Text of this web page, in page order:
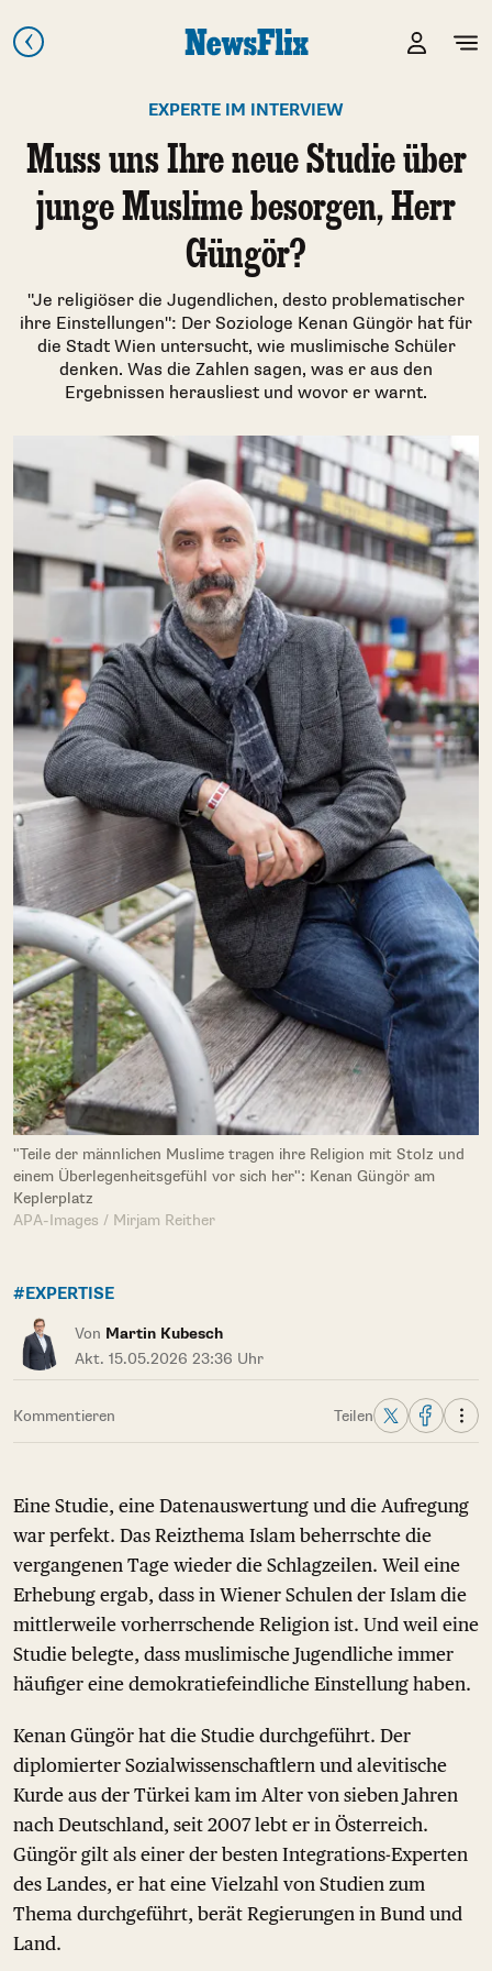
EXPERTE IM INTERVIEW
Muss uns Ihre neue Studie über
junge Muslime besorgen, Herr
Güngör?
"Je religiöser die Jugendlichen, desto problematischer
ihre Einstellungen": Der Soziologe Kenan Güngör hat für
die Stadt Wien untersucht, wie muslimische Schüler
denken. Was die Zahlen sagen, was er aus den
Ergebnissen herausliest und wovor er warnt.
"Teile der männlichen Muslime tragen ihre Religion mit Stolz und
einem Überlegenheitsgefühl vor sich her": Kenan Güngör am
Keplerplatz
APA-Images / Mirjam Reither
#EXPERTISE
Von Martin Kubesch
Akt. 15.05.2026 23:36 Uhr
Kommentieren Teilen
Eine Studie, eine Datenauswertung und die Aufregung
war perfekt. Das Reizthema Islam beherrschte die
vergangenen Tage wieder die Schlagzeilen. Weil eine
Erhebung ergab, dass in Wiener Schulen der Islam die
mittlerweile vorherrschende Religion ist. Und weil eine
Studie belegte, dass muslimische Jugendliche immer
häufiger eine demokratiefeindliche Einstellung haben.
Kenan Güngör hat die Studie durchgeführt. Der
diplomierter Sozialwissenschaftlern und alevitische
Kurde aus der Türkei kam im Alter von sieben Jahren
nach Deutschland, seit 2007 lebt er in Österreich.
Güngör gilt als einer der besten Integrations-Experten
des Landes, er hat eine Vielzahl von Studien zum
Thema durchgeführt, berät Regierungen in Bund und
Land.